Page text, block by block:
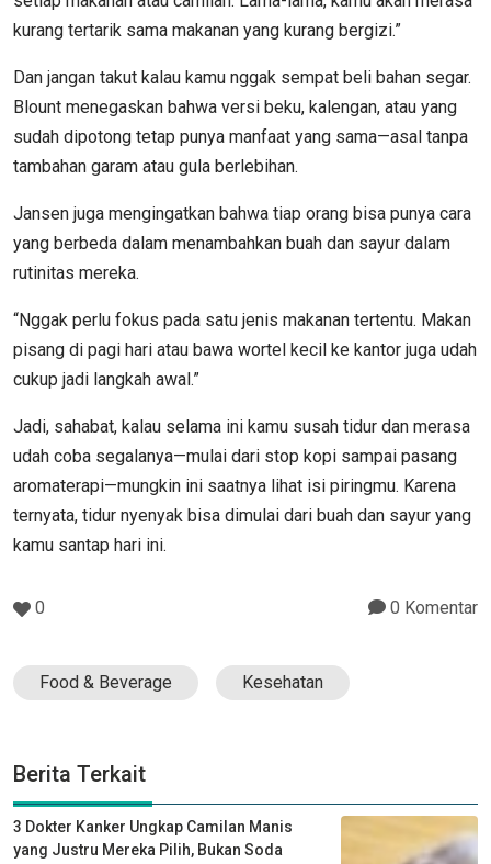
kurang tertarik sama makanan yang kurang bergizi.”
Dan jangan takut kalau kamu nggak sempat beli bahan segar.
Blount menegaskan bahwa versi beku, kalengan, atau yang
sudah dipotong tetap punya manfaat yang sama—asal tanpa
tambahan garam atau gula berlebihan.
Jansen juga mengingatkan bahwa tiap orang bisa punya cara
yang berbeda dalam menambahkan buah dan sayur dalam
rutinitas mereka.
“Nggak perlu fokus pada satu jenis makanan tertentu. Makan
pisang di pagi hari atau bawa wortel kecil ke kantor juga udah
cukup jadi langkah awal.”
Jadi, sahabat, kalau selama ini kamu susah tidur dan merasa
udah coba segalanya—mulai dari stop kopi sampai pasang
aromaterapi—mungkin ini saatnya lihat isi piringmu. Karena
ternyata, tidur nyenyak bisa dimulai dari buah dan sayur yang
kamu santap hari ini.
0 0 Komentar
Food & Beverage Kesehatan
Berita Terkait
3 Dokter Kanker Ungkap Camilan Manis
yang Justru Mereka Pilih, Bukan Soda